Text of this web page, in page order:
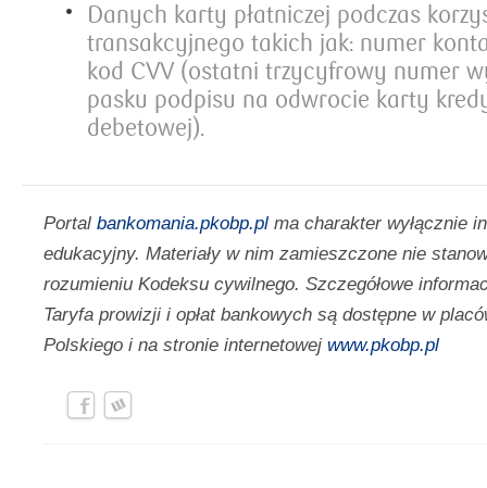
Danych karty płatniczej podczas
transakcyjnego takich jak: numer
kod CVV (ostatni trzycyfrowy numer
pasku podpisu na odwrocie karty
debetowej).
Portal bankomania.pkobp.pl ma charakter wyłącznie
edukacyjny. Materiały w nim zamieszczone nie
rozumieniu Kodeksu cywilnego. Szczegółowe
Taryfa prowizji i opłat bankowych są dostępne w
Polskiego i na stronie internetowej www.pkobp.pl